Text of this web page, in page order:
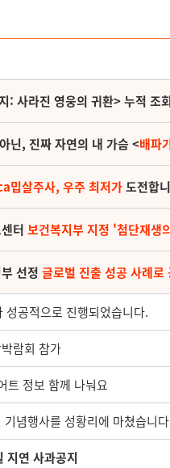
: 사라진 영웅의 귀환> 누적 조
닌, 진짜 자연의 내 가슴 <배파
밉살주사, 우주 최저가도전합
터 보건복지부 지정 '첨단재생
선정 글로벌 진출 성공 사례로
공적으로 진행되었습니다.
람회 참가
트 정보 함께 나눠요
념행사를 성황리에 마쳤습니
지연 사과공지